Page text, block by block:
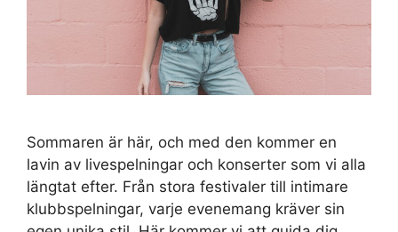
Sommaren är här, och med den kommer en
lavin av livespelningar och konserter som vi alla
längtat efter. Från stora festivaler till intimare
klubbspelningar, varje evenemang kräver sin